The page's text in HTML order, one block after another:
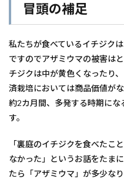
冒頭の補足
私たちが食べているイチジク
ですのでアザミウマの被害は
チジクは中が黄色くなったり
済栽培においては商品価値が
約2カ月間、多発する時期に
す。
「裏庭のイチジクを食べたこ
なかった」というお話をたま
たら「アザミウマ」が多少な